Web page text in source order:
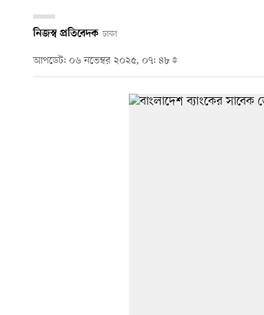
নিজস্ব প্রতিবেদক ঢাকা
আপডেট: ০৬ নভেম্বর ২০২৫, ০৭: ৪৮